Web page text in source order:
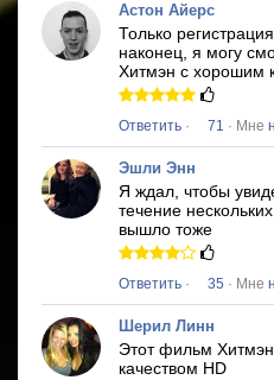
Астон Айерс
Только
наконец, я могу
Хитмэн с хорошим
Ответить · 71 · Мне
Эшли Энн
Я ждал, чтобы
течение
вышло тоже
Ответить · 35 · Мне
Шерил Линн
Этот фильм Хитмэн
качеством HD